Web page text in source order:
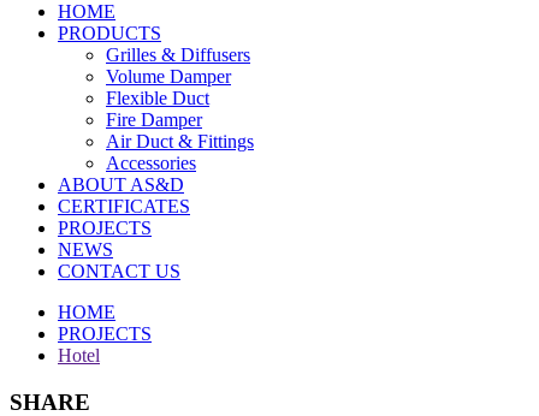
HOME
PRODUCTS
Grilles & Diffusers
Volume Damper
Flexible Duct
Fire Damper
Air Duct & Fittings
Accessories
ABOUT AS&D
CERTIFICATES
PROJECTS
NEWS
CONTACT US
HOME
PROJECTS
Hotel
SHARE